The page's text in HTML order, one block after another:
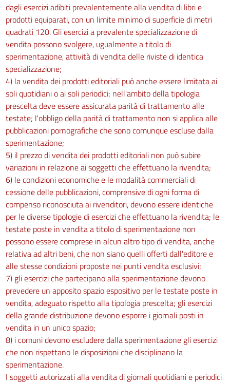
dagli esercizi adibiti prevalentemente alla vendita di libri e
prodotti equiparati, con un limite minimo di superficie di metri
quadrati 120. Gli esercizi a prevalente specializzazione di
vendita possono svolgere, ugualmente a titolo di
sperimentazione, attività di vendita delle riviste di identica
specializzazione;
4) la vendita dei prodotti editoriali può anche essere limitata ai
soli quotidiani o ai soli periodici; nell'ambito della tipologia
prescelta deve essere assicurata parità di trattamento alle
testate; l'obbligo della parità di trattamento non si applica alle
pubblicazioni pornografiche che sono comunque escluse dalla
sperimentazione;
5) il prezzo di vendita dei prodotti editoriali non può subire
variazioni in relazione ai soggetti che effettuano la rivendita;
6) le condizioni economiche e le modalità commerciali di
cessione delle pubblicazioni, comprensive di ogni forma di
compenso riconosciuta ai rivenditori, devono essere identiche
per le diverse tipologie di esercizi che effettuano la rivendita; le
testate poste in vendita a titolo di sperimentazione non
possono essere comprese in alcun altro tipo di vendita, anche
relativa ad altri beni, che non siano quelli offerti dall'editore e
alle stesse condizioni proposte nei punti vendita esclusivi;
7) gli esercizi che partecipano alla sperimentazione devono
prevedere un apposito spazio espositivo per le testate poste in
vendita, adeguato rispetto alla tipologia prescelta; gli esercizi
della grande distribuzione devono esporre i giornali posti in
vendita in un unico spazio;
8) i comuni devono escludere dalla sperimentazione gli esercizi
che non rispettano le disposizioni che disciplinano la
sperimentazione.
I soggetti autorizzati alla vendita di giornali quotidiani e periodici